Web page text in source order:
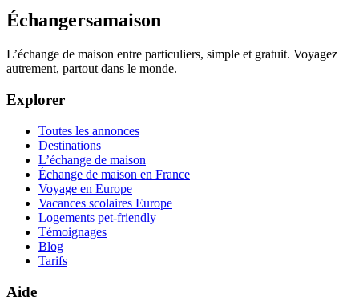
Échangersamaison
L’échange de maison entre particuliers, simple et gratuit. Voyagez
autrement, partout dans le monde.
Explorer
Toutes les annonces
Destinations
L’échange de maison
Échange de maison en France
Voyage en Europe
Vacances scolaires Europe
Logements pet-friendly
Témoignages
Blog
Tarifs
Aide